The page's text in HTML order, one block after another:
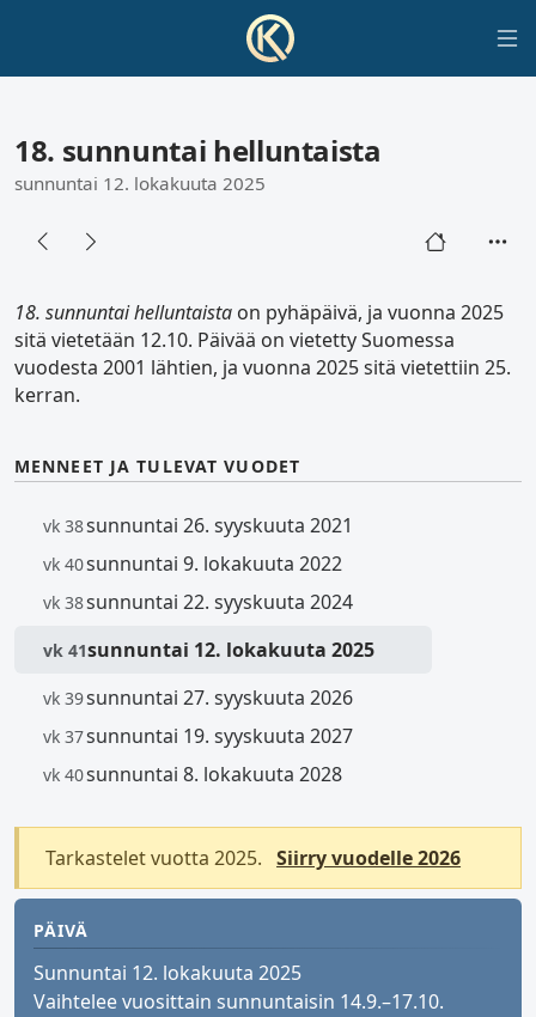
18. sunnuntai helluntaista
sunnuntai 12. lokakuuta 2025
18. sunnuntai helluntaista on pyhäpäivä, ja vuonna 2025
sitä vietetään 12.10. Päivää on vietetty Suomessa
vuodesta 2001 lähtien, ja vuonna 2025 sitä vietettiin 25.
kerran.
MENNEET JA TULEVAT VUODET
vk 38sunnuntai 26. syyskuuta 2021
vk 40sunnuntai 9. lokakuuta 2022
vk 38sunnuntai 22. syyskuuta 2024
vk 41sunnuntai 12. lokakuuta 2025
vk 39sunnuntai 27. syyskuuta 2026
vk 37sunnuntai 19. syyskuuta 2027
vk 40sunnuntai 8. lokakuuta 2028
Tarkastelet vuotta 2025. Siirry vuodelle 2026
PÄIVÄ
Sunnuntai 12. lokakuuta 2025
Vaihtelee vuosittain sunnuntaisin 14.9.–17.10.